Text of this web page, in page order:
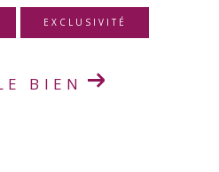
EXCLUSIVITÉ
BIEN